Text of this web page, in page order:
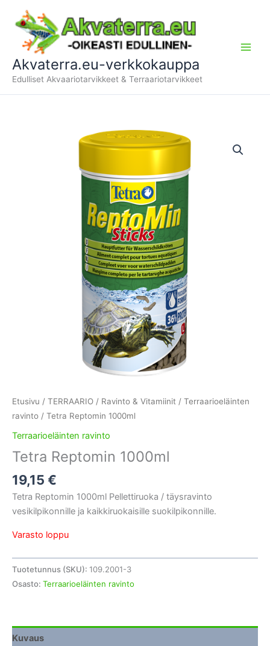
sisältöön
Akvaterra.eu-verkkokauppa
Edulliset Akvaariotarvikkeet & Terraariotarvikkeet
Etusivu / TERRAARIO / Ravinto & Vitamiinit / Terraarioeläinten
ravinto / Tetra Reptomin 1000ml
Terraarioeläinten ravinto
Tetra Reptomin 1000ml
19,15 €
Tetra Reptomin 1000ml Pellettiruoka / täysravinto
vesikilpikonnille ja kaikkiruokaisille suokilpikonnille.
Varasto loppu
Tuotetunnus (SKU): 109.2001-3
Osasto: Terraarioeläinten ravinto
Kuvaus